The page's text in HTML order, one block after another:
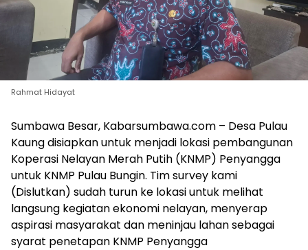
Rahmat Hidayat
Sumbawa Besar, Kabarsumbawa.com – Desa Pulau
Kaung disiapkan untuk menjadi lokasi pembangunan
Koperasi Nelayan Merah Putih (KNMP) Penyangga
untuk KNMP Pulau Bungin. Tim survey kami
(Dislutkan) sudah turun ke lokasi untuk melihat
langsung kegiatan ekonomi nelayan, menyerap
aspirasi masyarakat dan meninjau lahan sebagai
syarat penetapan KNMP Penyangga